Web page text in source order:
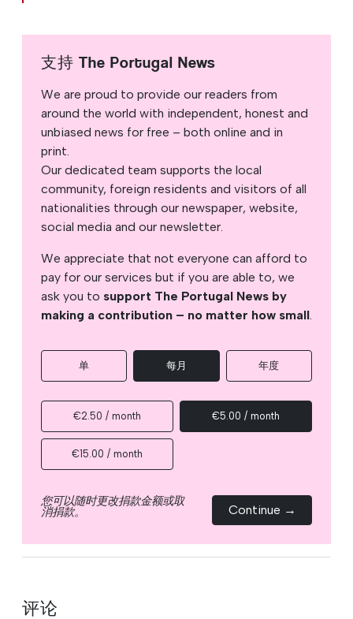
支持 The Portugal News
We are proud to provide our readers from
around the world with independent, honest and
unbiased news for free – both online and in
print.
Our dedicated team supports the local
community, foreign residents and visitors of all
nationalities through our newspaper, website,
social media and our newsletter.
We appreciate that not everyone can afford to
pay for our services but if you are able to, we
ask you to support The Portugal News by
making a contribution – no matter how small.
单 每月 年度
€2.50 / month €5.00 / month
€15.00 / month
您可以随时更改捐款金额或取
消捐款。 Continue →
评论